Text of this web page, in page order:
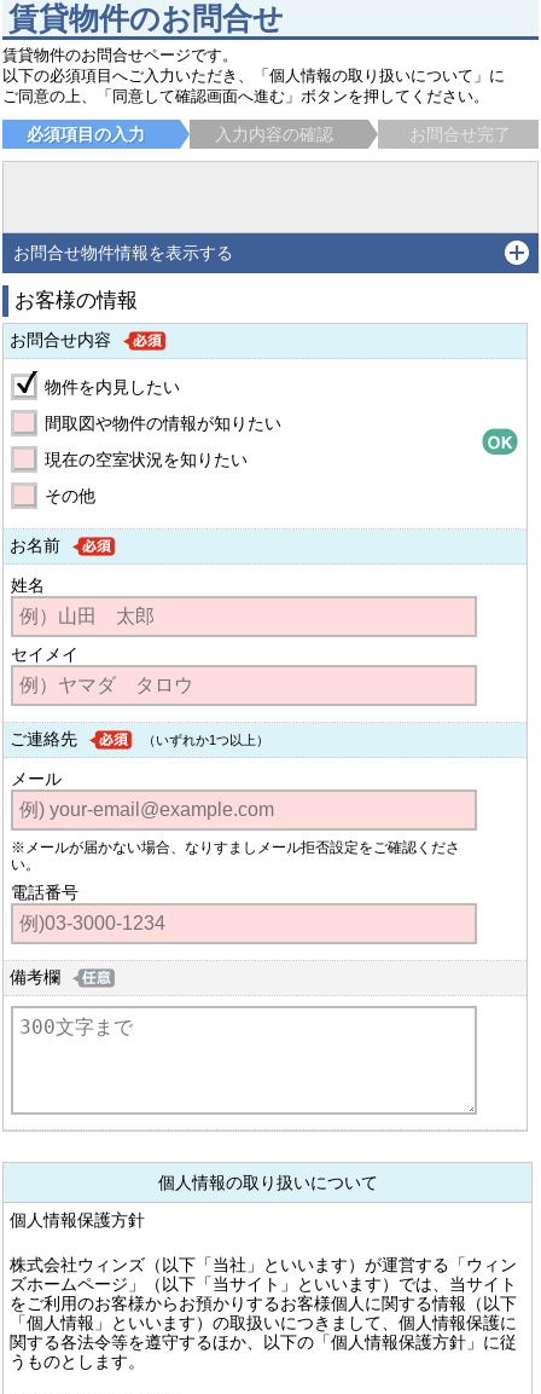
賃貸物件のお問合せ
賃貸物件のお問合せページです。
以下の必須項目へご入力いただき、「個人情報の取り扱いについて」に
ご同意の上、「同意して確認画面へ進む」ボタンを押してください。
必須項目の入力 入力内容の確認 お問合せ完了
お問合せ物件情報を表示する
お客様の情報
お問合せ内容
物件を内見したい
間取図や物件の情報が知りたい
現在の空室状況を知りたい
その他
お名前
姓名
セイメイ
ご連絡先 （いずれか1つ以上）
メール
※メールが届かない場合、なりすましメール拒否設定をご確認くださ
い。
電話番号
備考欄
個人情報の取り扱いについて
個人情報保護方針
株式会社ウィンズ（以下「当社」といいます）が運営する「ウィン
ズホームページ」（以下「当サイト」といいます）では、当サイト
をご利用のお客様からお預かりするお客様個人に関する情報（以下
「個人情報」といいます）の取扱いにつきまして、個人情報保護に
関する各法令等を遵守するほか、以下の「個人情報保護方針」に従
うものとします。